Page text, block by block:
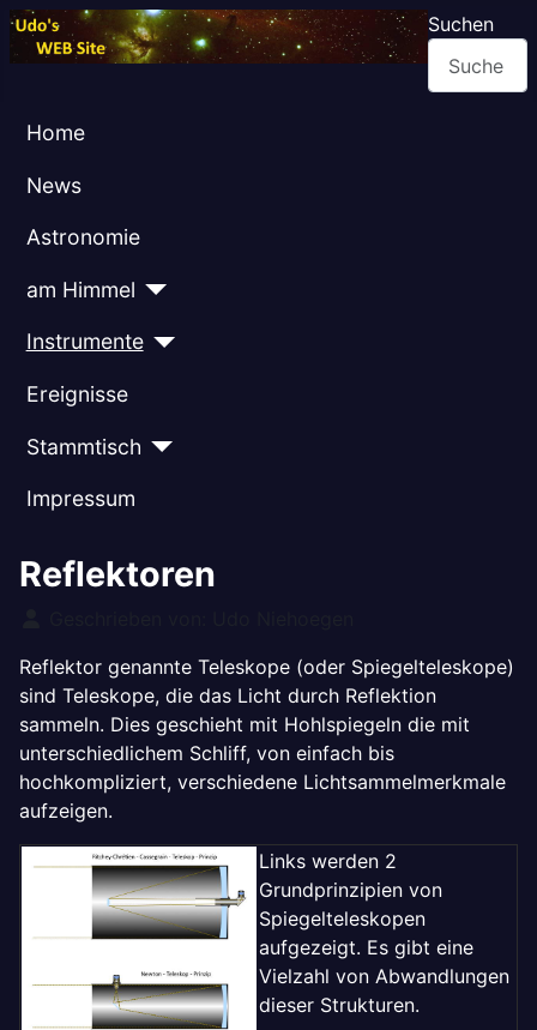
Suchen
Home
News
Astronomie
am Himmel
Instrumente
Ereignisse
Stammtisch
Impressum
Reflektoren
Reflektor genannte Teleskope (oder Spiegelteleskope)
sind Teleskope, die das Licht durch Reflektion
sammeln. Dies geschieht mit Hohlspiegeln die mit
unterschiedlichem Schliff, von einfach bis
hochkompliziert, verschiedene Lichtsammelmerkmale
aufzeigen.
Links werden 2
Grundprinzipien von
Spiegelteleskopen
aufgezeigt. Es gibt eine
Vielzahl von Abwandlungen
dieser Strukturen.